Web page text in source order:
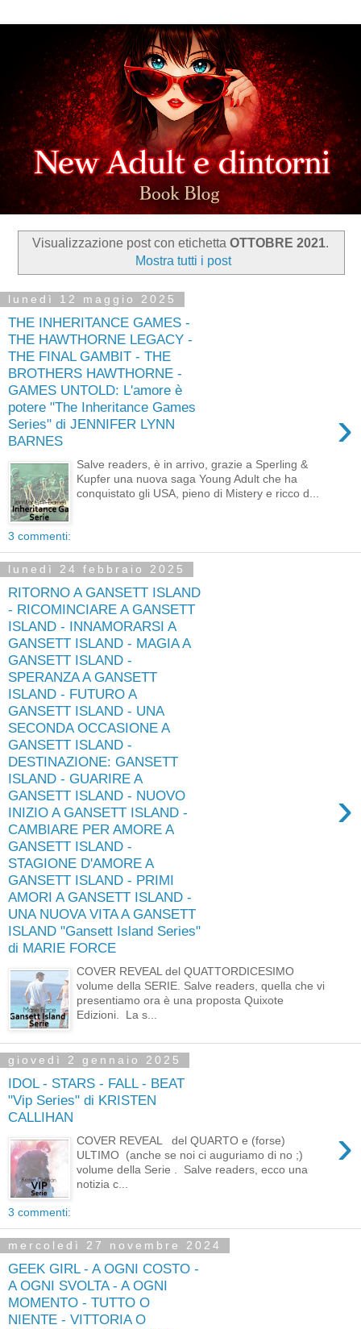
Visualizzazione post con etichetta OTTOBRE 2021.
Mostra tutti i post
lunedì 12 maggio 2025
THE INHERITANCE GAMES -
THE HAWTHORNE LEGACY -
THE FINAL GAMBIT - THE
BROTHERS HAWTHORNE -
GAMES UNTOLD: L'amore è
potere "The Inheritance Games
Series" di JENNIFER LYNN
BARNES
›
Salve readers, è in arrivo, grazie a Sperling &
Kupfer una nuova saga Young Adult che ha
conquistato gli USA, pieno di Mistery e ricco d...
3 commenti:
lunedì 24 febbraio 2025
RITORNO A GANSETT ISLAND
- RICOMINCIARE A GANSETT
ISLAND - INNAMORARSI A
GANSETT ISLAND - MAGIA A
GANSETT ISLAND -
SPERANZA A GANSETT
ISLAND - FUTURO A
GANSETT ISLAND - UNA
SECONDA OCCASIONE A
GANSETT ISLAND -
DESTINAZIONE: GANSETT
ISLAND - GUARIRE A
GANSETT ISLAND - NUOVO
INIZIO A GANSETT ISLAND -
CAMBIARE PER AMORE A
GANSETT ISLAND -
STAGIONE D'AMORE A
GANSETT ISLAND - PRIMI
AMORI A GANSETT ISLAND -
UNA NUOVA VITA A GANSETT
ISLAND "Gansett Island Series"
di MARIE FORCE
›
COVER REVEAL del QUATTORDICESIMO
volume della SERIE. Salve readers, quella che vi
presentiamo ora è una proposta Quixote
Edizioni. La s...
giovedì 2 gennaio 2025
IDOL - STARS - FALL - BEAT
"Vip Series" di KRISTEN
CALLIHAN
›
COVER REVEAL del QUARTO e (forse)
ULTIMO (anche se noi ci auguriamo di no ;)
volume della Serie . Salve readers, ecco una
notizia c...
3 commenti:
mercoledì 27 novembre 2024
GEEK GIRL - A OGNI COSTO -
A OGNI SVOLTA - A OGNI
MOMENTO - TUTTO O
NIENTE - VITTORIA O